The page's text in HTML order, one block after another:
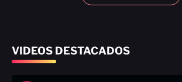
VIDEOS DESTACADOS